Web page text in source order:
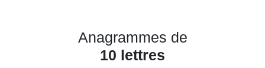
Anagrammes de
10 lettres